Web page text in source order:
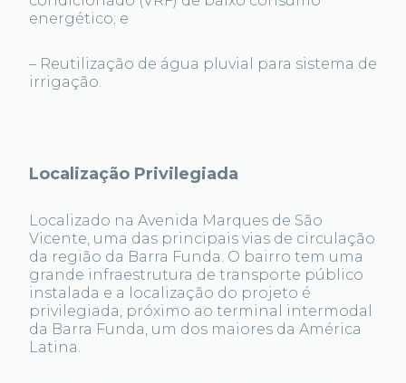
energético; e
– Reutilização de água pluvial para sistema de
irrigação.
Localização Privilegiada
Localizado na Avenida Marques de São
Vicente, uma das principais vias de circulação
da região da Barra Funda. O bairro tem uma
grande infraestrutura de transporte público
instalada e a localização do projeto é
privilegiada, próximo ao terminal intermodal
da Barra Funda, um dos maiores da América
Latina.